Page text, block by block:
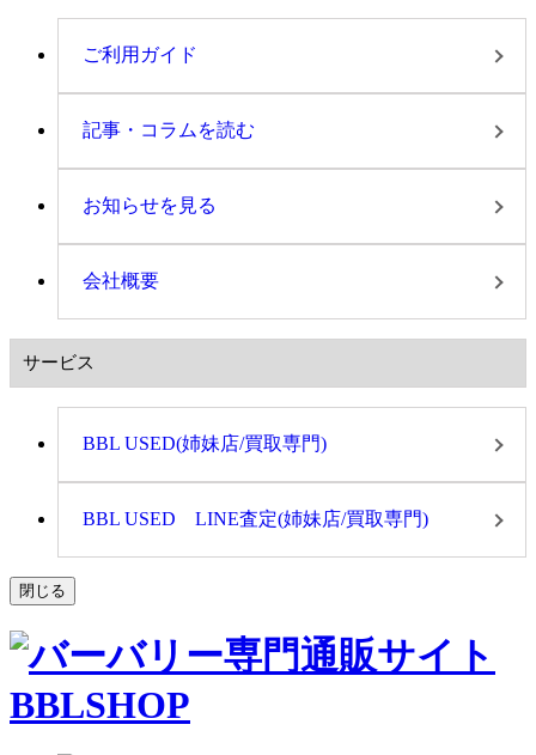
ご利用ガイド
記事・コラムを読む
お知らせを見る
会社概要
サービス
BBL USED(姉妹店/買取専門)
BBL USED LINE査定(姉妹店/買取専門)
閉じる